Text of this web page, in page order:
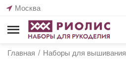
Москва
Главная / Наборы для вышивания